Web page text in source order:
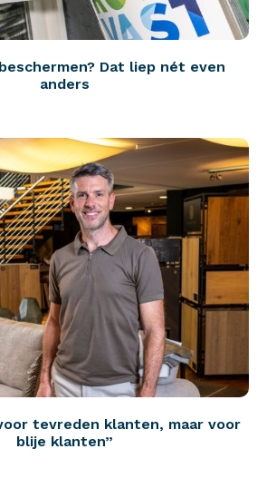
Dat liep nét even
anders
tevreden klanten, maar voor
blije klanten”